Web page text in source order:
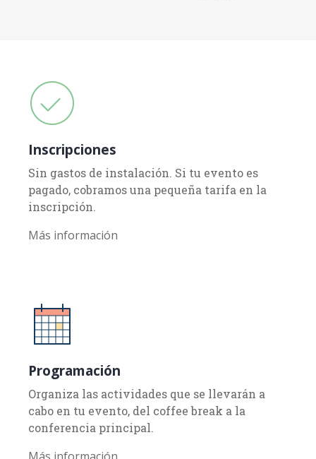
Inscripciones
Sin gastos de instalación. Si tu evento es
pagado, cobramos una pequeña tarifa en la
inscripción.
Programación
Organiza las actividades que se llevarán a
cabo en tu evento, del coffee break a la
conferencia principal.